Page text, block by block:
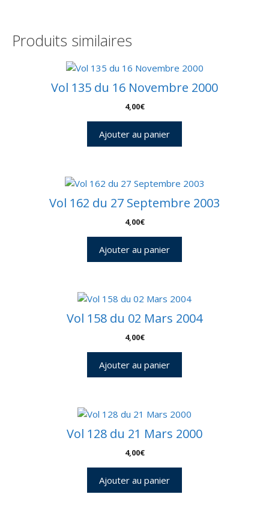
Produits similaires
Vol 135 du 16 Novembre 2000
4,00€
Ajouter au panier
Vol 162 du 27 Septembre 2003
4,00€
Ajouter au panier
Vol 158 du 02 Mars 2004
4,00€
Ajouter au panier
Vol 128 du 21 Mars 2000
4,00€
Ajouter au panier